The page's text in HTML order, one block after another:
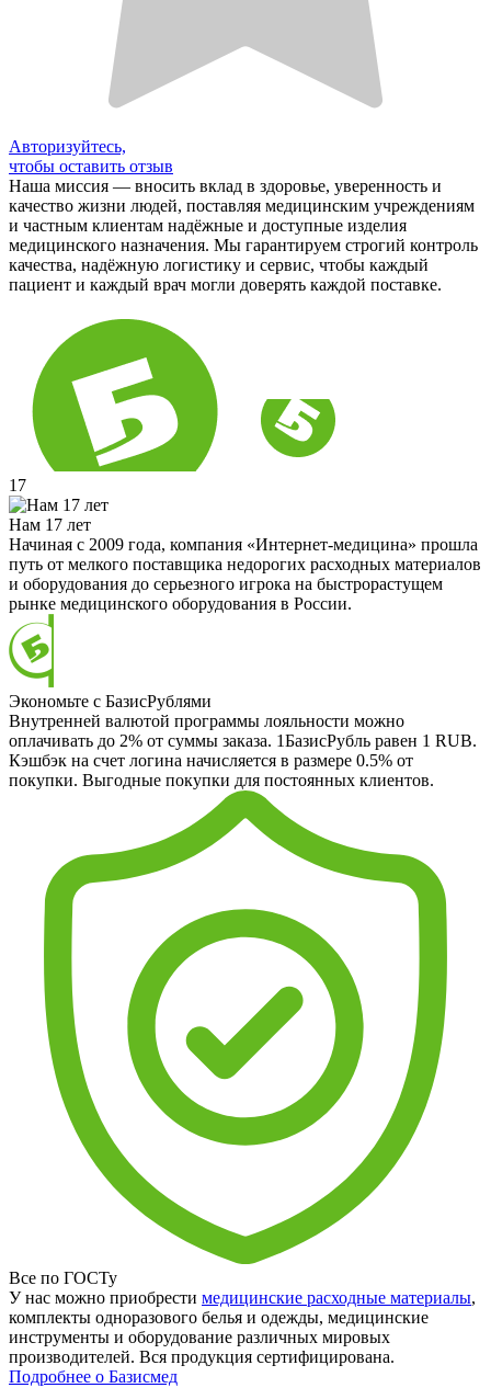
Авторизуйтесь,
чтобы оставить отзыв
Наша миссия — вносить вклад в здоровье, уверенность и
качество жизни людей, поставляя медицинским учреждениям
и частным клиентам надёжные и доступные изделия
медицинского назначения. Мы гарантируем строгий контроль
качества, надёжную логистику и сервис, чтобы каждый
пациент и каждый врач могли доверять каждой поставке.
17
Нам 17 лет
Начиная с 2009 года, компания «Интернет-медицина» прошла
путь от мелкого поставщика недорогих расходных материалов
и оборудования до серьезного игрока на быстрорастущем
рынке медицинского оборудования в России.
Экономьте с БазисРублями
Внутренней валютой программы лояльности можно
оплачивать до 2% от суммы заказа. 1БазисРубль равен 1 RUB.
Кэшбэк на счет логина начисляется в размере 0.5% от
покупки. Выгодные покупки для постоянных клиентов.
Все по ГОСТу
У нас можно приобрести медицинские расходные материалы,
комплекты одноразового белья и одежды, медицинские
инструменты и оборудование различных мировых
производителей. Вся продукция сертифицирована.
Подробнее о Базисмед